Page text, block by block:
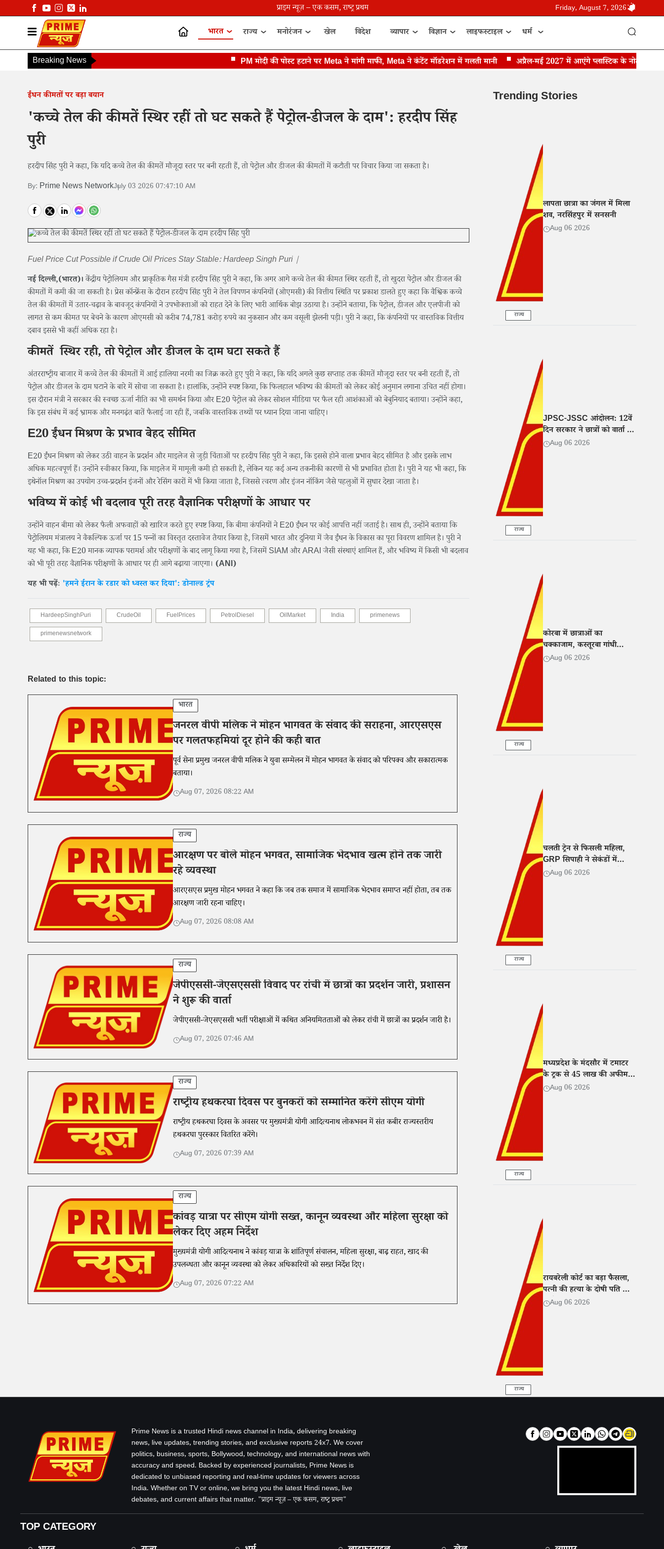
प्राइम न्यूज़ – एक कसम, राष्ट्र प्रथम Friday, August 7, 2026
भारत राज्य मनोरंजन खेल विदेश व्यापार विज्ञान लाइफस्टाइल धर्म
Breaking News PM मोदी की पोस्ट हटाने पर Meta ने मांगी माफी, Meta ने कंटेंट मॉडरेशन में गलती मानी अप्रैल-मई 2027 में आएंगे प्लास्टिक के नोट, RBI
ईंधन कीमतों पर बड़ा बयान
'कच्चे तेल की कीमतें स्थिर रहीं तो घट सकते हैं पेट्रोल-डीजल के दाम': हरदीप सिंह
पुरी
हरदीप सिंह पुरी ने कहा, कि यदि कच्चे तेल की कीमतें मौजूदा स्तर पर बनी रहती हैं, तो पेट्रोल और डीजल की कीमतों में कटौती पर विचार किया जा सकता है।
By: Prime News NetworkJuly 03 2026 07:47:10 AM
Fuel Price Cut Possible if Crude Oil Prices Stay Stable: Hardeep Singh Puri |
नई दिल्ली,(भारत)।केंद्रीय पेट्रोलियम और प्राकृतिक गैस मंत्री हरदीप सिंह पुरी ने कहा, कि अगर आगे कच्चे तेल की कीमत स्थिर रहती हैं, तो खुदरा पेट्रोल और डीजल की
कीमतों में कमी की जा सकती है। प्रेस कॉन्फ्रेंस के दौरान हरदीप सिंह पुरी ने तेल विपणन कंपनियों (ओएमसी) की वित्तीय स्थिति पर प्रकाश डालते हुए कहा कि वैश्विक कच्चे
तेल की कीमतों में उतार-चढ़ाव के बावजूद कंपनियों ने उपभोक्ताओं को राहत देने के लिए भारी आर्थिक बोझ उठाया है। उन्होंने बताया, कि पेट्रोल, डीजल और एलपीजी को
लागत से कम कीमत पर बेचने के कारण ओएमसी को करीब 74,781 करोड़ रुपये का नुकसान और कम वसूली झेलनी पड़ी। पुरी ने कहा, कि कंपनियों पर वास्तविक वित्तीय
दबाव इससे भी कहीं अधिक रहा है।
कीमतें स्थिर रही, तो पेट्रोल और डीजल के दाम घटा सकते हैं
अंतरराष्ट्रीय बाजार में कच्चे तेल की कीमतों में आई हालिया नरमी का जिक्र करते हुए पुरी ने कहा, कि यदि अगले कुछ सप्ताह तक कीमतें मौजूदा स्तर पर बनी रहती हैं, तो
पेट्रोल और डीजल के दाम घटाने के बारे में सोचा जा सकता है। हालांकि, उन्होंने स्पष्ट किया, कि फिलहाल भविष्य की कीमतों को लेकर कोई अनुमान लगाना उचित नहीं होगा।
इस दौरान मंत्री ने सरकार की स्वच्छ ऊर्जा नीति का भी समर्थन किया और E20 पेट्रोल को लेकर सोशल मीडिया पर फैल रही आशंकाओं को बेबुनियाद बताया। उन्होंने कहा,
कि इस संबंध में कई भ्रामक और मनगढ़ंत बातें फैलाई जा रही हैं, जबकि वास्तविक तथ्यों पर ध्यान दिया जाना चाहिए।
E20 ईंधन मिश्रण के प्रभाव बेहद सीमित
E20 ईंधन मिश्रण को लेकर उठी वाहन के प्रदर्शन और माइलेज से जुड़ी चिंताओं पर हरदीप सिंह पुरी ने कहा, कि इससे होने वाला प्रभाव बेहद सीमित है और इसके लाभ
अधिक महत्वपूर्ण हैं। उन्होंने स्वीकार किया, कि माइलेज में मामूली कमी हो सकती है, लेकिन यह कई अन्य तकनीकी कारणों से भी प्रभावित होता है। पुरी ने यह भी कहा, कि
इथेनॉल मिश्रण का उपयोग उच्च-प्रदर्शन इंजनों और रेसिंग कारों में भी किया जाता है, जिससे त्वरण और इंजन नॉकिंग जैसे पहलुओं में सुधार देखा जाता है।
भविष्य में कोई भी बदलाव पूरी तरह वैज्ञानिक परीक्षणों के आधार पर
उन्होंने वाहन बीमा को लेकर फैली अफवाहों को खारिज करते हुए स्पष्ट किया, कि बीमा कंपनियों ने E20 ईंधन पर कोई आपत्ति नहीं जताई है। साथ ही, उन्होंने बताया कि
पेट्रोलियम मंत्रालय ने वैकल्पिक ऊर्जा पर 15 पन्नों का विस्तृत दस्तावेज तैयार किया है, जिसमें भारत और दुनिया में जैव ईंधन के विकास का पूरा विवरण शामिल है। पुरी ने
यह भी कहा, कि E20 मानक व्यापक परामर्श और परीक्षणों के बाद लागू किया गया है, जिसमें SIAM और ARAI जैसी संस्थाएं शामिल हैं, और भविष्य में किसी भी बदलाव
को भी पूरी तरह वैज्ञानिक परीक्षणों के आधार पर ही आगे बढ़ाया जाएगा। (ANI)
यह भी पढ़ेंः 'हमने ईरान के रडार को ध्वस्त कर दिया': डोनाल्ड ट्रंप
HardeepSinghPuri CrudeOil FuelPrices PetrolDiesel OilMarket India
primenews
primenewsnetwork
Related to this topic:
भारत
जनरल वीपी मलिक ने मोहन भागवत के संवाद की सराहना, आरएसएस
पर गलतफहमियां दूर होने की कही बात
पूर्व सेना प्रमुख जनरल वीपी मलिक ने युवा सम्मेलन में मोहन भागवत के संवाद को परिपक्व और सकारात्मक
बताया।
Aug 07, 2026 08:22 AM
राज्य
आरक्षण पर बोले मोहन भगवत, सामाजिक भेदभाव खत्म होने तक जारी
रहे व्यवस्था
आरएसएस प्रमुख मोहन भगवत ने कहा कि जब तक समाज में सामाजिक भेदभाव समाप्त नहीं होता, तब तक
आरक्षण जारी रहना चाहिए।
Aug 07, 2026 08:08 AM
राज्य
जेपीएससी-जेएसएससी विवाद पर रांची में छात्रों का प्रदर्शन जारी, प्रशासन
ने शुरू की वार्ता
जेपीएससी-जेएसएससी भर्ती परीक्षाओं में कथित अनियमितताओं को लेकर रांची में छात्रों का प्रदर्शन जारी है।
Aug 07, 2026 07:46 AM
राज्य
राष्ट्रीय हथकरघा दिवस पर बुनकरों को सम्मानित करेंगे सीएम योगी
राष्ट्रीय हथकरघा दिवस के अवसर पर मुख्यमंत्री योगी आदित्यनाथ लोकभवन में संत कबीर राज्यस्तरीय
हथकरघा पुरस्कार वितरित करेंगे।
Aug 07, 2026 07:39 AM
राज्य
कांवड़ यात्रा पर सीएम योगी सख्त, कानून व्यवस्था और महिला सुरक्षा को
लेकर दिए अहम निर्देश
मुख्यमंत्री योगी आदित्यनाथ ने कांवड़ यात्रा के शांतिपूर्ण संचालन, महिला सुरक्षा, बाढ़ राहत, खाद की
उपलब्धता और कानून व्यवस्था को लेकर अधिकारियों को सख्त निर्देश दिए।
Aug 07, 2026 07:22 AM
Trending Stories
राज्य
लापता छात्रा का जंगल में मिला
शव, नरसिंहपुर में सनसनी
Aug 06 2026
राज्य
JPSC-JSSC आंदोलन: 12वें
दिन सरकार ने छात्रों को वार्ता के
लिए बुलाया
Aug 06 2026
राज्य
कोरबा में छात्राओं का
चक्काजाम, कस्तूरबा गांधी
छात्रावास अधीक्षिका पर प्रताड़ना
Aug 06 2026
राज्य
चलती ट्रेन से फिसली महिला,
GRP सिपाही ने सेकंडों में
खींचकर बचाई जान, वीडियो
Aug 06 2026
राज्य
मध्यप्रदेश के मंदसौर में टमाटर
के ट्रक से 45 लाख की अफीम
बरामद, तीन तस्कर गिरफ्तार
Aug 06 2026
राज्य
रायबरेली कोर्ट का बड़ा फैसला,
पत्नी की हत्या के दोषी पति को
उम्रकैद की सजा
Aug 06 2026
Prime News is a trusted Hindi news channel in India, delivering breaking
news, live updates, trending stories, and exclusive reports 24x7. We cover
politics, business, sports, Bollywood, technology, and international news with
accuracy and speed. Backed by experienced journalists, Prime News is
dedicated to unbiased reporting and real-time updates for viewers across
India. Whether on TV or online, we bring you the latest Hindi news, live
debates, and current affairs that matter. "प्राइम न्यूज़ – एक कसम, राष्ट्र प्रथम"
TOP CATEGORY